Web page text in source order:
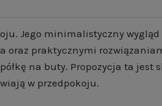
Jego minimalistyczny wygląd
praktycznymi
na buty. Propozycja ta jest
w przedpokoju.